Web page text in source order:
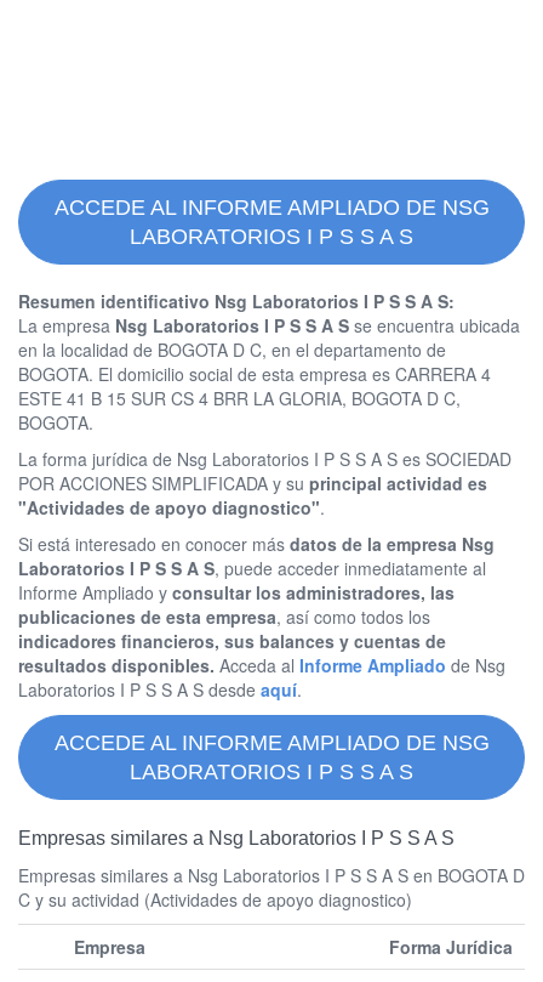
ACCEDE AL INFORME AMPLIADO DE NSG
LABORATORIOS I P S S A S
Resumen identificativo Nsg Laboratorios I P S S A S:
La empresa Nsg Laboratorios I P S S A S se encuentra ubicada
en la localidad de BOGOTA D C, en el departamento de
BOGOTA. El domicilio social de esta empresa es CARRERA 4
ESTE 41 B 15 SUR CS 4 BRR LA GLORIA, BOGOTA D C,
BOGOTA.
La forma jurídica de Nsg Laboratorios I P S S A S es SOCIEDAD
POR ACCIONES SIMPLIFICADA y su principal actividad es
"Actividades de apoyo diagnostico".
Si está interesado en conocer más datos de la empresa Nsg
Laboratorios I P S S A S, puede acceder inmediatamente al
Informe Ampliado y consultar los administradores, las
publicaciones de esta empresa, así como todos los
indicadores financieros, sus balances y cuentas de
resultados disponibles. Acceda al Informe Ampliado de Nsg
Laboratorios I P S S A S desde aquí.
ACCEDE AL INFORME AMPLIADO DE NSG
LABORATORIOS I P S S A S
Empresas similares a Nsg Laboratorios I P S S A S
Empresas similares a Nsg Laboratorios I P S S A S en BOGOTA D
C y su actividad (Actividades de apoyo diagnostico)
Empresa
Forma Jurídica